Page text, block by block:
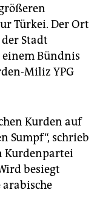
Türkei. Der Ort
Stadt
Bündnis
Miliz YPG
Kurden auf
Sumpf“, schrieb
Kurdenpartei
besiegt
arabische